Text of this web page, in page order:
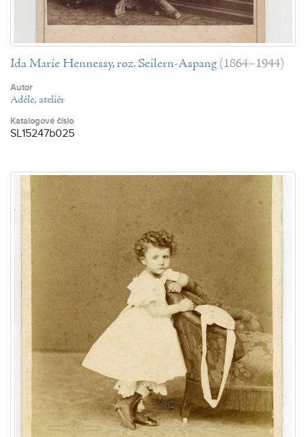
Ida Marie Hennessy, roz. Seilern-Aspang (1864–1944)
Autor
Adéle, ateliér
Katalogové číslo
SL15247b025